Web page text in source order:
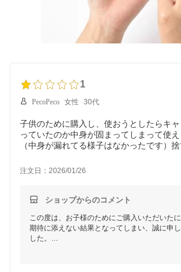
1
PecoPeco 女性 30代
子供のために購入し、使おうとしたらキ
っていたのか中身が固まってしまって使え
（中身が漏れてる様子はなかったです）捨
到着後すぐに確認しなかった自分も悪い
えるものではなかったので残念です。
注文日：2026/01/26
ショップからのコメント
この度は、お子様のためにご購入いただいた
期待に添えない結果となってしまい、誠に申
した。